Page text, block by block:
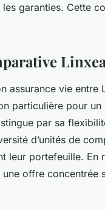
les garanties. Cette
assurance vie
particulière pour
par sa
d’unités de
leur portefeuille.
une offre